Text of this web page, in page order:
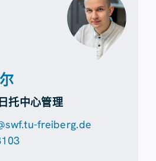
托中心管理
freiberg.de